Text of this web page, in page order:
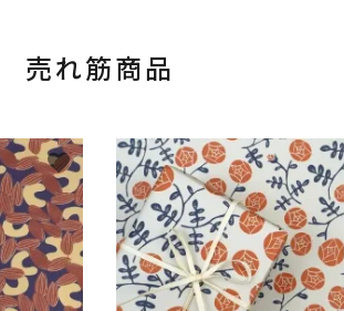
売れ筋商品
favorite